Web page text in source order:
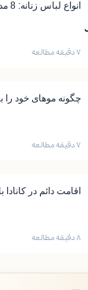
انواع لباس زنانه: 8 مدل ترند و کاربردی
۷ دقیقه مطالعه
چگونه موهای خود را
۷ دقیقه مطالعه
اقامت دائم در کانادا
۸ دقیقه مطالعه